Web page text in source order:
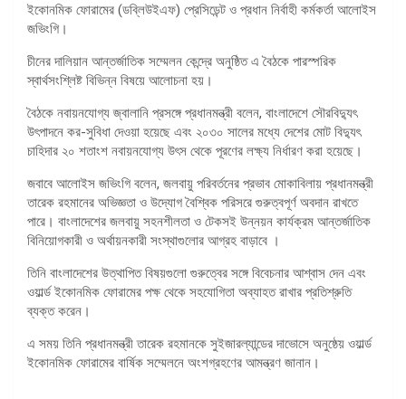
ইকোনমিক ফোরামের (ডব্লিউইএফ) প্রেসিডেন্ট ও প্রধান নির্বাহী কর্মকর্তা আলোইস
জভিংগি।
চীনের দালিয়ান আন্তর্জাতিক সম্মেলন কেন্দ্রে অনুষ্ঠিত এ বৈঠকে পারস্পরিক
স্বার্থসংশ্লিষ্ট বিভিন্ন বিষয়ে আলোচনা হয়।
বৈঠকে নবায়নযোগ্য জ্বালানি প্রসঙ্গে প্রধানমন্ত্রী বলেন, বাংলাদেশে সৌরবিদ্যুৎ
উৎপাদনে কর-সুবিধা দেওয়া হয়েছে এবং ২০৩০ সালের মধ্যে দেশের মোট বিদ্যুৎ
চাহিদার ২০ শতাংশ নবায়নযোগ্য উৎস থেকে পূরণের লক্ষ্য নির্ধারণ করা হয়েছে।
জবাবে আলোইস জভিংগি বলেন, জলবায়ু পরিবর্তনের প্রভাব মোকাবিলায় প্রধানমন্ত্রী
তারেক রহমানের অভিজ্ঞতা ও উদ্যোগ বৈশ্বিক পরিসরে গুরুত্বপূর্ণ অবদান রাখতে
পারে। বাংলাদেশের জলবায়ু সহনশীলতা ও টেকসই উন্নয়ন কার্যক্রম আন্তর্জাতিক
বিনিয়োগকারী ও অর্থায়নকারী সংস্থাগুলোর আগ্রহ বাড়াবে ।
তিনি বাংলাদেশের উত্থাপিত বিষয়গুলো গুরুত্বের সঙ্গে বিবেচনার আশ্বাস দেন এবং
ওয়ার্ল্ড ইকোনমিক ফোরামের পক্ষ থেকে সহযোগিতা অব্যাহত রাখার প্রতিশ্রুতি
ব্যক্ত করেন।
এ সময় তিনি প্রধানমন্ত্রী তারেক রহমানকে সুইজারল্যান্ডের দাভোসে অনুষ্ঠেয় ওয়ার্ল্ড
ইকোনমিক ফোরামের বার্ষিক সম্মেলনে অংশগ্রহণের আমন্ত্রণ জানান।